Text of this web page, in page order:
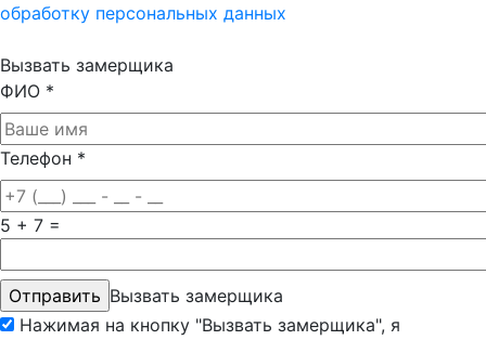
обработку персональных данных
Вызвать замерщика
ФИО *
Телефон *
5 + 7 =
Вызвать замерщика
Нажимая на кнопку "Вызвать замерщика", я